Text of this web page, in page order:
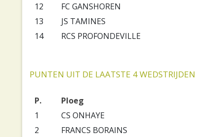
12
FC GANSHOREN
13
JS TAMINES
14
RCS PROFONDEVILLE
PUNTEN UIT DE LAATSTE 4 WEDSTRIJDEN
P.
Ploeg
1
CS ONHAYE
2
FRANCS BORAINS